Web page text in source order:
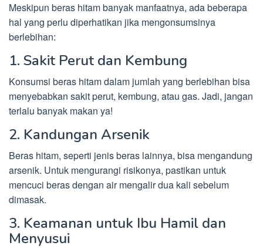
Meskipun beras hitam banyak manfaatnya, ada beberapa
hal yang perlu diperhatikan jika mengonsumsinya
berlebihan:
1. Sakit Perut dan Kembung
Konsumsi beras hitam dalam jumlah yang berlebihan bisa
menyebabkan sakit perut, kembung, atau gas. Jadi, jangan
terlalu banyak makan ya!
2. Kandungan Arsenik
Beras hitam, seperti jenis beras lainnya, bisa mengandung
arsenik. Untuk mengurangi risikonya, pastikan untuk
mencuci beras dengan air mengalir dua kali sebelum
dimasak.
3. Keamanan untuk Ibu Hamil dan
Menyusui